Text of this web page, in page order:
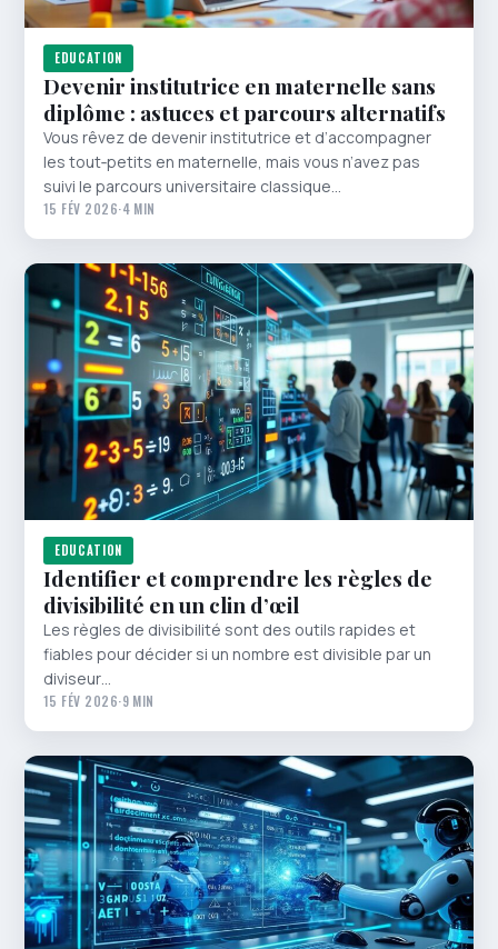
EDUCATION
Devenir institutrice en maternelle sans
diplôme : astuces et parcours alternatifs
Vous rêvez de devenir institutrice et d’accompagner
les tout‑petits en maternelle, mais vous n’avez pas
suivi le parcours universitaire classique…
15 FÉV 2026·4 MIN
EDUCATION
Identifier et comprendre les règles de
divisibilité en un clin d’œil
Les règles de divisibilité sont des outils rapides et
fiables pour décider si un nombre est divisible par un
diviseur…
15 FÉV 2026·9 MIN